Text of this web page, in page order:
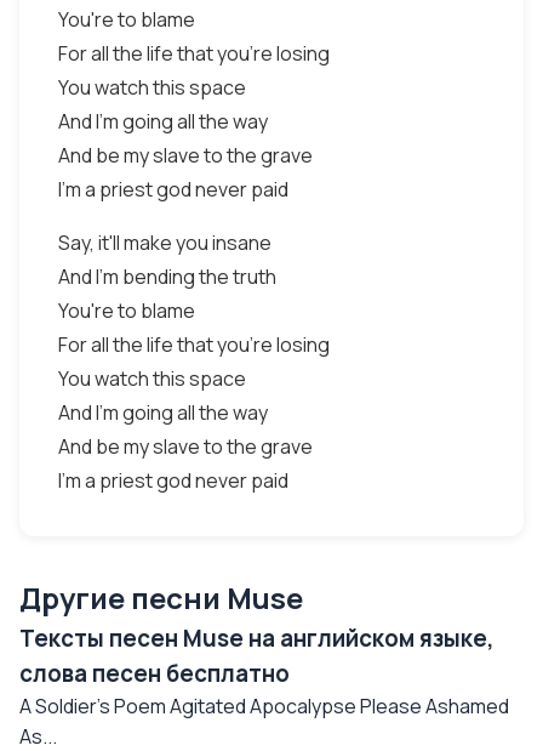
You're to blame
For all the life that you're losing
You watch this space
And I'm going all the way
And be my slave to the grave
I'm a priest god never paid
Say, it'll make you insane
And I'm bending the truth
You're to blame
For all the life that you're losing
You watch this space
And I'm going all the way
And be my slave to the grave
I'm a priest god never paid
Другие песни Muse
Тексты песен Muse на английском языке,
слова песен бесплатно
A Soldier's Poem Agitated Apocalypse Please Ashamed
As...